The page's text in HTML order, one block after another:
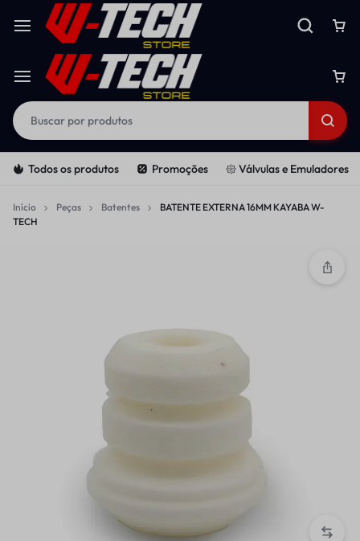
Todos os produtos Promoções 𑁍 Válvulas e Emuladores
Início Peças Batentes
BATENTE EXTERNA 16MM KAYABA W-
TECH